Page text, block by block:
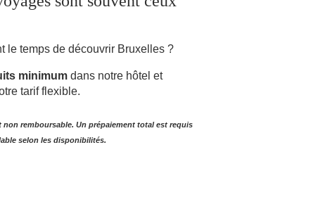
le temps de découvrir Bruxelles ?
minimumdans notre hôtel et
tarif flexible.
remboursable. Un prépaiement total est requis
selon les disponibilités.